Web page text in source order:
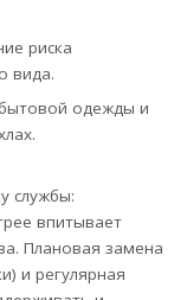
риска
вида.
одежды и
службы:
впитывает
Плановая замена
и регулярная